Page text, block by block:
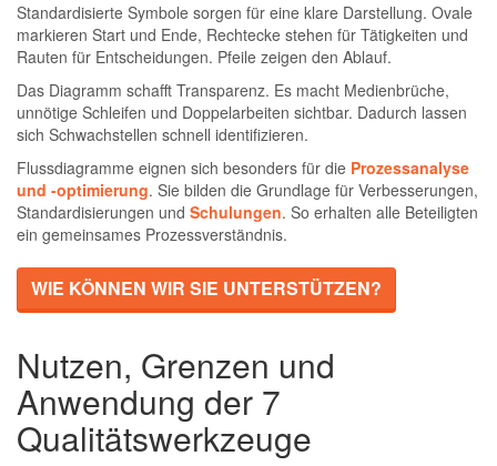
Standardisierte Symbole sorgen für eine klare Darstellung. Ovale
markieren Start und Ende, Rechtecke stehen für Tätigkeiten und
Rauten für Entscheidungen. Pfeile zeigen den Ablauf.
Das Diagramm schafft Transparenz. Es macht Medienbrüche,
unnötige Schleifen und Doppelarbeiten sichtbar. Dadurch lassen
sich Schwachstellen schnell identifizieren.
Flussdiagramme eignen sich besonders für die Prozessanalyse
und -optimierung. Sie bilden die Grundlage für Verbesserungen,
Standardisierungen und Schulungen. So erhalten alle Beteiligten
ein gemeinsames Prozessverständnis.
WIE KÖNNEN WIR SIE UNTERSTÜTZEN?
Nutzen, Grenzen und
Anwendung der 7
Qualitätswerkzeuge